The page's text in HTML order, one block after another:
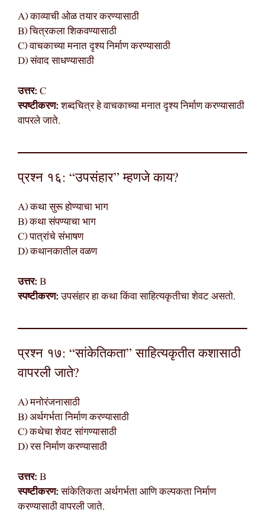
A) काव्याची ओळ तयार करण्यासाठी
B) चित्रकला शिकवण्यासाठी
C) वाचकाच्या मनात दृश्य निर्माण करण्यासाठी
D) संवाद साधण्यासाठी
उत्तर: C
स्पष्टीकरण:शब्दचित्र हे वाचकाच्या मनात दृश्य निर्माण करण्यासाठी
वापरले जाते.
प्रश्न १६: “उपसंहार” म्हणजे काय?
A) कथा सुरू होण्याचा भाग
B) कथा संपण्याचा भाग
C) पात्रांचे संभाषण
D) कथानकातील वळण
उत्तर: B
स्पष्टीकरण:उपसंहार हा कथा किंवा साहित्यकृतीचा शेवट असतो.
प्रश्न १७: “सांकेतिकता” साहित्यकृतीत कशासाठी
वापरली जाते?
A) मनोरंजनासाठी
B) अर्थगर्भता निर्माण करण्यासाठी
C) कथेचा शेवट सांगण्यासाठी
D) रस निर्माण करण्यासाठी
उत्तर: B
स्पष्टीकरण:सांकेतिकता अर्थगर्भता आणि कल्पकता निर्माण
करण्यासाठी वापरली जाते.